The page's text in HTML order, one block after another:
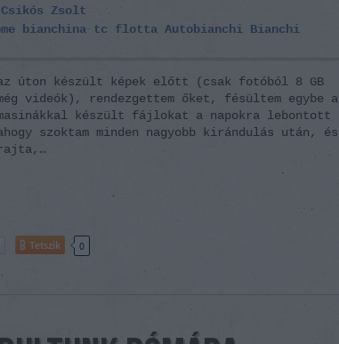
Csikós Zsolt
bianchina tc flotta Autobianchi Bianchi
úton készült képek előtt (csak fotóból 8 GB
videók), rendezgettem őket, fésültem egybe a
készült fájlokat a napokra lebontott
szoktam minden nagyobb kirándulás után, és
rajta,…
Tetszik 0